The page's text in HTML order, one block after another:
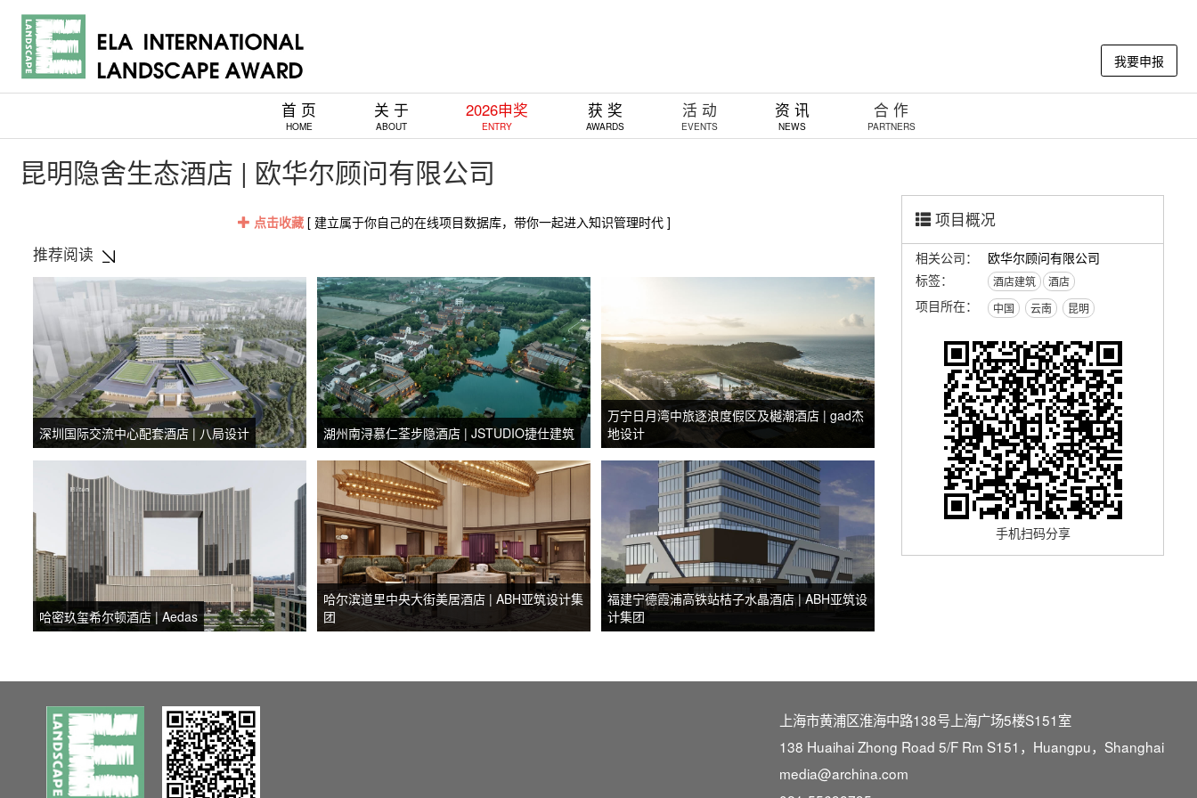
我要申报
首 页
HOME
关 于
ABOUT
2026申奖
ENTRY
获 奖
AWARDS
活 动
EVENTS
资 讯
NEWS
合 作
PARTNERS
昆明隐舍生态酒店 | 欧华尔顾问有限公司
点击收藏[ 建立属于你自己的在线项目数据库，带你一起进入知识管理时代 ]
推荐阅读
深圳国际交流中心配套酒店 | 八局设计 湖州南浔慕仁荃步隐酒店 | JSTUDIO捷仕建筑
万宁日月湾中旅逐浪度假区及樾潮酒店 | gad杰
地设计
哈密玖玺希尔顿酒店 | Aedas
哈尔滨道里中央大街美居酒店 | ABH亚筑设计集
团
福建宁德霞浦高铁站桔子水晶酒店 | ABH亚筑设
计集团
项目概况
相关公司：
欧华尔顾问有限公司
标签：
酒店建筑 酒店
项目所在： 中国 云南 昆明
手机扫码分享
上海市黄浦区淮海中路138号上海广场5楼S151室
138 Huaihai Zhong Road 5/F Rm S151，Huangpu，Shanghai
media@archina.com